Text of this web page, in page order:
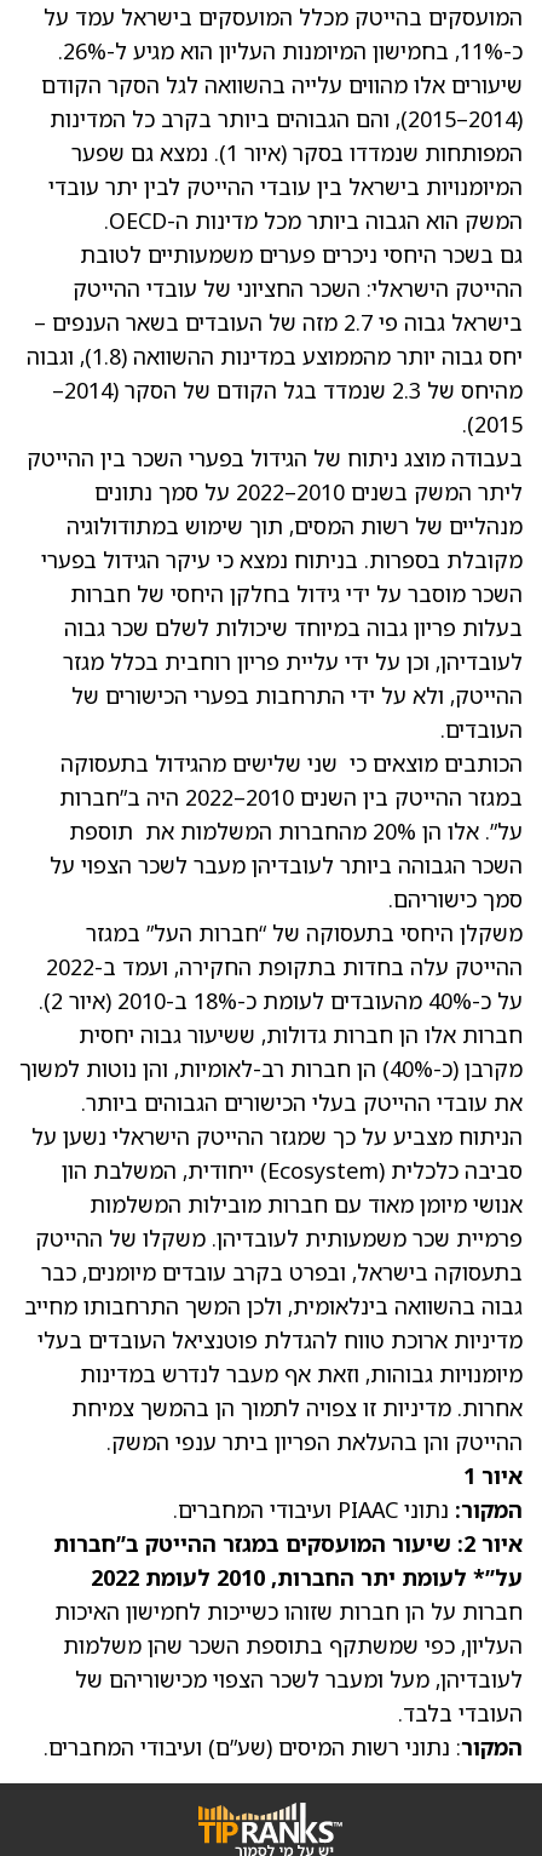
המועסקים בהייטק מכלל המועסקים בישראל עמד על
כ-11%, בחמישון המיומנות העליון הוא מגיע ל-26%.
שיעורים אלו מהווים עלייה בהשוואה לגל הסקר הקודם
(2014–2015), והם הגבוהים ביותר בקרב כל המדינות
המפותחות שנמדדו בסקר (איור 1). נמצא גם שפער
המיומנויות בישראל בין עובדי ההייטק לבין יתר עובדי
המשק הוא הגבוה ביותר מכל מדינות ה-OECD.
גם בשכר היחסי ניכרים פערים משמעותיים לטובת
ההייטק הישראלי: השכר החציוני של עובדי ההייטק
בישראל גבוה פי 2.7 מזה של העובדים בשאר הענפים –
יחס גבוה יותר מהממוצע במדינות ההשוואה (1.8), וגבוה
מהיחס של 2.3 שנמדד בגל הקודם של הסקר (2014–
2015).
בעבודה מוצג ניתוח של הגידול בפערי השכר בין ההייטק
ליתר המשק בשנים 2010–2022 על סמך נתונים
מנהליים של רשות המסים, תוך שימוש במתודולוגיה
מקובלת בספרות. בניתוח נמצא כי עיקר הגידול בפערי
השכר מוסבר על ידי גידול בחלקן היחסי של חברות
בעלות פריון גבוה במיוחד שיכולות לשלם שכר גבוה
לעובדיהן, וכן על ידי עליית פריון רוחבית בכלל מגזר
ההייטק, ולא על ידי התרחבות בפערי הכישורים של
העובדים.
הכותבים מוצאים כי שני שלישים מהגידול בתעסוקה
במגזר ההייטק בין השנים 2010–2022 היה ב”חברות
על”. אלו הן 20% מהחברות המשלמות את תוספת
השכר הגבוהה ביותר לעובדיהן מעבר לשכר הצפוי על
סמך כישוריהם.
משקלן היחסי בתעסוקה של “חברות העל” במגזר
ההייטק עלה בחדות בתקופת החקירה, ועמד ב-2022
על כ-40% מהעובדים לעומת כ-18% ב-2010 (איור 2).
חברות אלו הן חברות גדולות, ששיעור גבוה יחסית
מקרבן (כ-40%) הן חברות רב-לאומיות, והן נוטות למשוך
את עובדי ההייטק בעלי הכישורים הגבוהים ביותר.
הניתוח מצביע על כך שמגזר ההייטק הישראלי נשען על
סביבה כלכלית (Ecosystem) ייחודית, המשלבת הון
אנושי מיומן מאוד עם חברות מובילות המשלמות
פרמיית שכר משמעותית לעובדיהן. משקלו של ההייטק
בתעסוקה בישראל, ובפרט בקרב עובדים מיומנים, כבר
גבוה בהשוואה בינלאומית, ולכן המשך התרחבותו מחייב
מדיניות ארוכת טווח להגדלת פוטנציאל העובדים בעלי
מיומנויות גבוהות, וזאת אף מעבר לנדרש במדינות
אחרות. מדיניות זו צפויה לתמוך הן בהמשך צמיחת
ההייטק והן בהעלאת הפריון ביתר ענפי המשק.
איור 1
המקור: נתוני PIAAC ועיבודי המחברים.
איור 2: שיעור המועסקים במגזר ההייטק ב”חברות
על”* לעומת יתר החברות, 2010 לעומת 2022
חברות על הן חברות שזוהו כשייכות לחמישון האיכות
העליון, כפי שמשתקף בתוספת השכר שהן משלמות
לעובדיהן, מעל ומעבר לשכר הצפוי מכישוריהם של
העובדי בלבד.
המקור: נתוני רשות המיסים (שע”ם) ועיבודי המחברים.